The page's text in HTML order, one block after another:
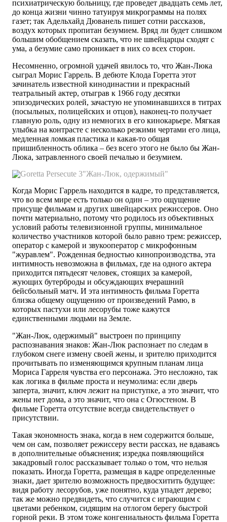
психиатрическую больницу, где проведет двадцать семь лет,
до конца жизни чинно татуируя микрограммы на полях
газет; так Адельхайд Дюванель пишет сотни рассказов,
воздух которых пропитан безумием. Вряд ли будет слишком
большим обобщением сказать, что не швейцарцы сходят с
ума, а безумие само проникает в них со всех сторон.
Несомненно, огромной удачей явилось то, что Жан-Люка
сыграл Морис Гаррель. В дебюте Клода Горетта этот
зачинатель известной кинодинастии и прекрасный
театральный актер, отыграв к 1966 году десятки
эпизодических ролей, зачастую не упоминавшихся в титрах
(посыльных, полицейских и отцов), наконец-то получает
главную роль, одну из немногих в его кинокарьере. Мягкая
улыбка на контрасте с несколько резкими чертами его лица,
медленная ломкая пластика и какая-то общая
пришибленность облика – без всего этого не было бы Жан-
Люка, затравленного своей печалью и безумием.
"Жан-Люк, одержимый"
Когда Морис Гаррель находится в кадре, то представляется,
что во всем мире есть только он один – это ощущение
присуще фильмам и других швейцарских режиссеров. Оно
почти материально, потому что родилось из объективных
условий работы телевизионной группы, минимальное
количество участников которой было равно трем: режиссер,
оператор с камерой и звукооператор с микрофонным
"журавлем". Рожденная бедностью кинопроизводства, эта
интимность невозможна в фильмах, где на одного актера
приходится пятьдесят человек, стоящих за камерой,
жующих бутерброды и обсуждающих вчерашний
бейсбольный матч. И эта интимность фильма Горетта
близка общему ощущению от произведений Рамю, в
которых пастухи или лесорубы тоже кажутся
единственными людьми на Земле.
"Жан-Люк, одержимый" выстроен по принципу
распознавания знаков: Жан-Люк распознает по следам в
глубоком снеге измену своей жены, и зрителю приходится
прочитывать по изменяющимся крупным планам лица
Мориса Гарреля чувства его персонажа. Это несложно, так
как логика в фильме проста и неумолима: если дверь
заперта, значит, ключ лежит на приступке, а это значит, что
жены нет дома, а это значит, что она с Огюстеном. В
фильме Горетта отсутствие всегда свидетельствует о
присутствии.
Такая экономность знака, когда в нем содержится больше,
чем он сам, позволяет режиссеру вести рассказ, не вдаваясь
в дополнительные объяснения; изредка появляющийся
закадровый голос рассказывает только о том, что нельзя
показать. Иногда Горетта, размещая в кадре определенные
знаки, дает зрителю возможность предвосхитить будущее:
видя работу лесорубов, уже понятно, куда упадет дерево;
так же можно предвидеть, что случится с играющим с
цветами ребенком, сидящим на отлогом берегу быстрой
горной реки. В этом тоже конгениальность фильма Горетта